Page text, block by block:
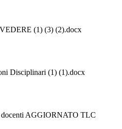
(1) (3) (2).docx
Disciplinari (1) (1).docx
docenti AGGIORNATO TLC